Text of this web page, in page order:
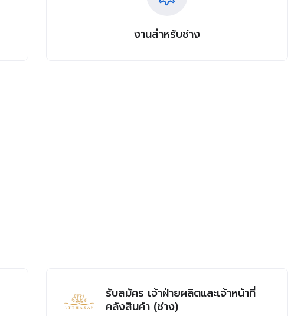
งานสำหรับช่าง
รับสมัคร เจ้าฝ่ายผลิตและเจ้าหน้าที่
คลังสินค้า (ช่าง)